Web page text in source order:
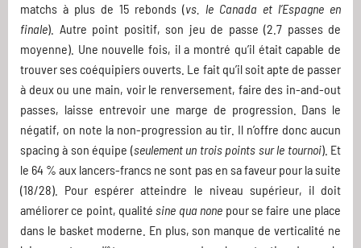
matchs à plus de 15 rebonds (vs. le Canada et l’Espagne en
finale). Autre point positif, son jeu de passe (2.7 passes de
moyenne). Une nouvelle fois, il a montré qu’il était capable de
trouver ses coéquipiers ouverts. Le fait qu’il soit apte de passer
à deux ou une main, voir le renversement, faire des in-and-out
passes, laisse entrevoir une marge de progression. Dans le
négatif, on note la non-progression au tir. Il n’offre donc aucun
spacing à son équipe (seulement un trois points sur le tournoi). Et
le 64 % aux lancers-francs ne sont pas en sa faveur pour la suite
(18/28). Pour espérer atteindre le niveau supérieur, il doit
améliorer ce point, qualitésine qua none pour se faire une place
dans le basket moderne. En plus, son manque de verticalité ne